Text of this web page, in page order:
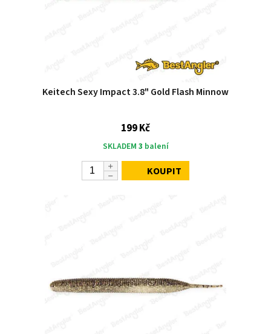
Keitech Sexy Impact 3.8" Gold Flash Minnow
199 Kč
SKLADEM 3 balení
KOUPIT